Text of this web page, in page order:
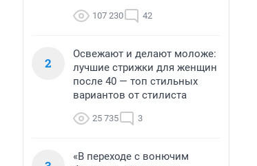
107 230 42
2
Освежают и делают моложе:
лучшие стрижки для женщин
после 40 — топ стильных
вариантов от стилиста
25 735 3
«В переходе с вонючим